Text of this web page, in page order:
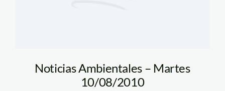
Noticias Ambientales – Martes
10/08/2010